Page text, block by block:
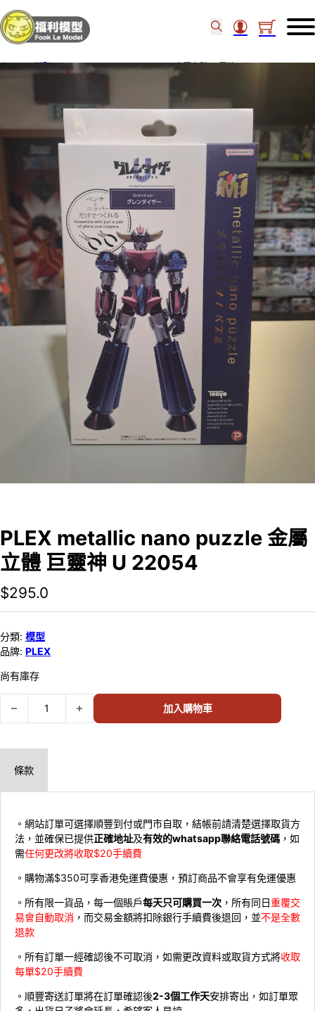
PLEX metallic nano puzzle 金屬立體 巨靈神 U 22054
PLEX metallic nano puzzle 金屬
立體 巨靈神 U 22054
$295.0
分類: 模型
品牌: PLEX
尚有庫存
PLEX metallic nano puzzle 金屬立體 巨靈神 U 22054 數量
加入購物車
條款
。網站訂單可選擇順豐到付或門市自取，結帳前請清楚選擇取貨方
法，並確保已提供正確地址及有效的whatsapp聯絡電話號碼 ，如
需任何更改將收取$20手續費
。購物滿$350可享香港免運費優惠，預訂商品不會享有免運優惠
。所有限一貨品，每一個賬戶每天只可購買一次 ，所有同日重覆交
易會自動取消 ，而交易金額將扣除銀行手續費後退回，並不是全數
退款
。所有訂單一經確認後不可取消，如需更改資料或取貨方式將收取
每單$20手續費
。順豐寄送訂單將在訂單確認後2-3個工作天安排寄出，如訂單眾